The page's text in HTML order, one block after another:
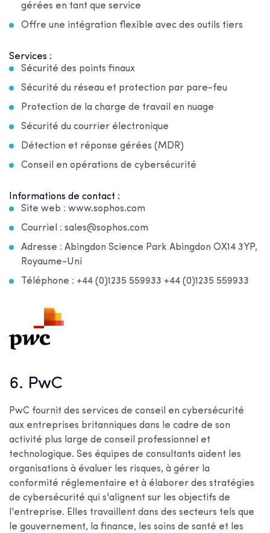
gérées en tant que service
Offre une intégration flexible avec des outils tiers
Services :
Sécurité des points finaux
Sécurité du réseau et protection par pare-feu
Protection de la charge de travail en nuage
Sécurité du courrier électronique
Détection et réponse gérées (MDR)
Conseil en opérations de cybersécurité
Informations de contact :
Site web : www.sophos.com
Courriel : sales@sophos.com
Adresse : Abingdon Science Park Abingdon OX14 3YP,
Royaume-Uni
Téléphone : +44 (0)1235 559933 +44 (0)1235 559933
6. PwC
PwC fournit des services de conseil en cybersécurité
aux entreprises britanniques dans le cadre de son
activité plus large de conseil professionnel et
technologique. Ses équipes de consultants aident les
organisations à évaluer les risques, à gérer la
conformité réglementaire et à élaborer des stratégies
de cybersécurité qui s'alignent sur les objectifs de
l'entreprise. Elles travaillent dans des secteurs tels que
le gouvernement, la finance, les soins de santé et les